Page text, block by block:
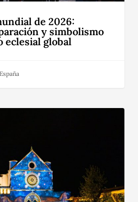
de 2026:
y simbolismo
eclesial global